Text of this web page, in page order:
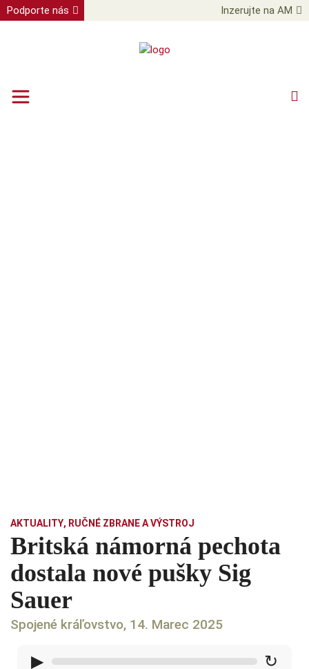
Podporte nás Inzerujte na AM
AKTUALITY, RUČNÉ ZBRANE A VÝSTROJ
Britská námorná pechota
dostala nové pušky Sig
Sauer
Spojené kráľovstvo, 14. Marec 2025
▶ ↻